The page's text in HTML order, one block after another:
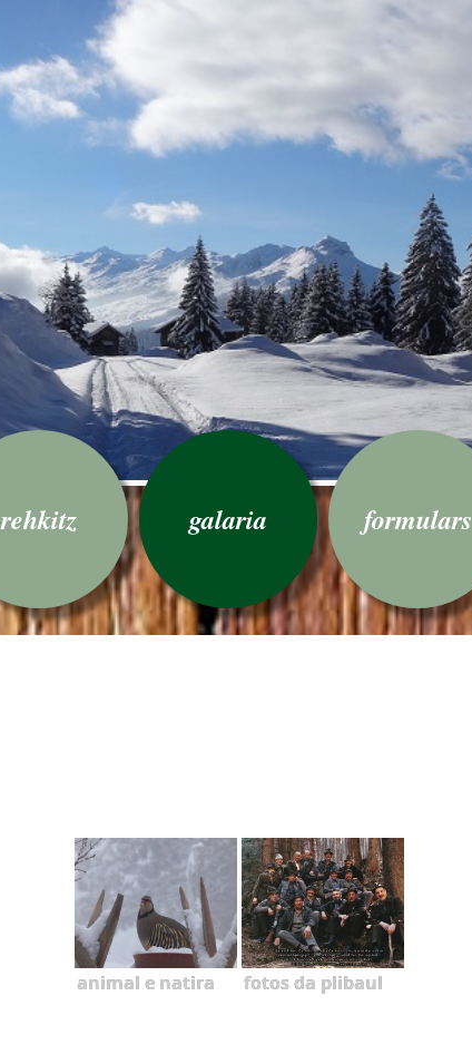
rehkitz galaria formulars
animal e natira fotos da plibaul